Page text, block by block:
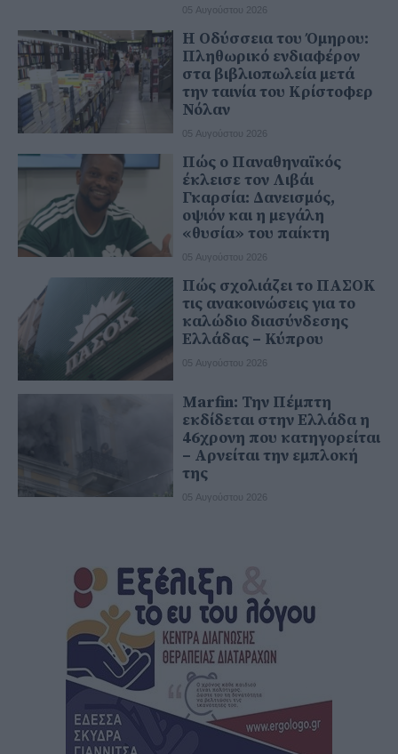
05 Αυγούστου 2026
Η Οδύσσεια του Όμηρου:
Πληθωρικό ενδιαφέρον
στα βιβλιοπωλεία μετά
την ταινία του Κρίστοφερ
Νόλαν
05 Αυγούστου 2026
Πώς ο Παναθηναϊκός
έκλεισε τον Λιβάι
Γκαρσία: Δανεισμός,
οψιόν και η μεγάλη
«θυσία» του παίκτη
05 Αυγούστου 2026
Πώς σχολιάζει το ΠΑΣΟΚ
τις ανακοινώσεις για το
καλώδιο διασύνδεσης
Ελλάδας – Κύπρου
05 Αυγούστου 2026
Marfin: Την Πέμπτη
εκδίδεται στην Ελλάδα η
46χρονη που κατηγορείται
– Αρνείται την εμπλοκή
της
05 Αυγούστου 2026